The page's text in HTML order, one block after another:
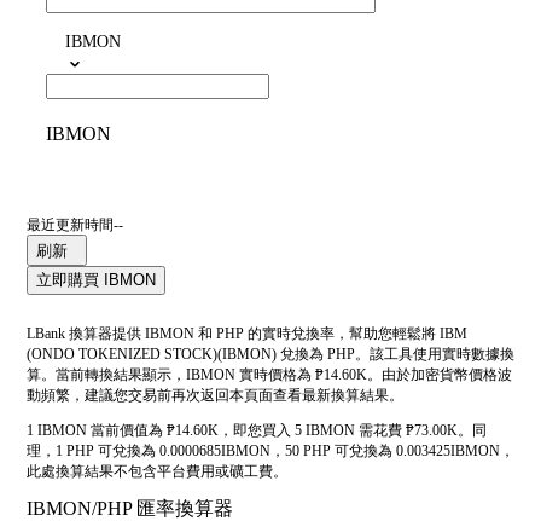
IBMON
IBMON
最近更新時間--
刷新
立即購買 IBMON
LBank 換算器提供 IBMON 和 PHP 的實時兌換率，幫助您輕鬆將 IBM
(ONDO TOKENIZED STOCK)(IBMON) 兌換為 PHP。該工具使用實時數據換
算。當前轉換結果顯示，IBMON 實時價格為 ₱14.60K。由於加密貨幣價格波
動頻繁，建議您交易前再次返回本頁面查看最新換算結果。
1 IBMON 當前價值為 ₱14.60K，即您買入 5 IBMON 需花費 ₱73.00K。同
理，1 PHP 可兌換為 0.0000685IBMON，50 PHP 可兌換為 0.003425IBMON，
此處換算結果不包含平台費用或礦工費。
IBMON/PHP 匯率換算器